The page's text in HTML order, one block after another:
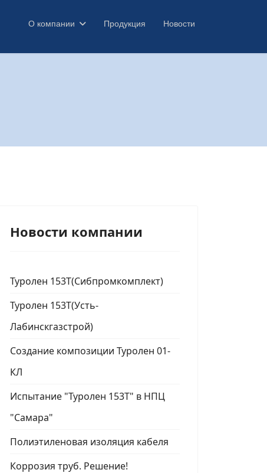
О компании Продукция Новости
Новости компании
Туролен 153Т(Сибпромкомплект)
Туролен 153Т(Усть-
Лабинскгазстрой)
Создание композиции Туролен 01-
КЛ
Испытание "Туролен 153Т" в НПЦ
"Самара"
Полиэтиленовая изоляция кабеля
Коррозия труб. Решение!